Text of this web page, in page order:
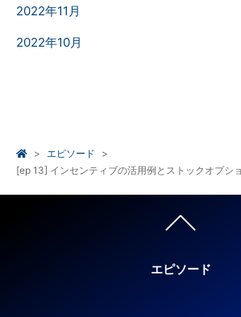
2022年11月
2022年10月
エピソード
[ep 13] インセンティブの活用例とストックオプシ
エピソード